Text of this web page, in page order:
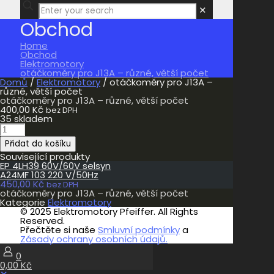
✕
Obchod
Home
Obchod
Elektromotory
otáčkoměry pro J13A – různé, větší počet
Domů / Elektromotory / otáčkoměry pro J13A –
různé, větší počet
otáčkoměry pro J13A – různé, větší počet
400,00 Kč bez DPH
35 skladem
otáčkoměry
pro
J13A
-
různé,
větší
počet
množství
Přidat do košíku
Související produkty
EP 4LH39 60V/60V selsyn
A24MF 103 220 V/50Hz
450,00 Kč bez DPH
otáčkoměry pro J13A – různé, větší počet
Kategorie Elektromotory
© 2025 Elektromotory Pfeiffer. All Rights
Reserved.
Přečtěte si naše Smluvní podmínkya
Zásady ochrany osobních údajů.
0
0,00 Kč